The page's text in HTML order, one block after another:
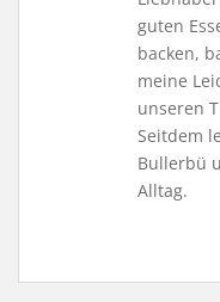
guten
backen,
meine
unseren
Seitdem
Bullerbü
Alltag.